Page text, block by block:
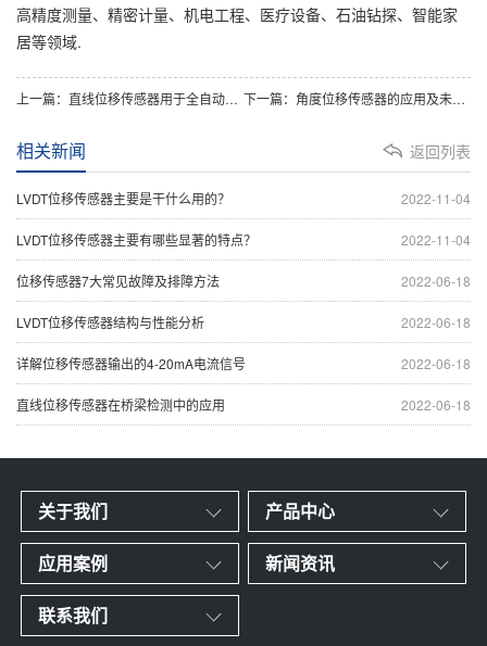
高精度测量、精密计量、机电工程、医疗设备、石油钻探、智能家
居等领域.
上一篇：直线位移传感器用于全自动旋铆机闭环控制 下一篇：角度位移传感器的应用及未来发展方向分析
返回列表
相关新闻
2022-11-04
LVDT位移传感器主要是干什么用的？
2022-11-04
LVDT位移传感器主要有哪些显著的特点？
2022-06-18
位移传感器7大常见故障及排障方法
2022-06-18
LVDT位移传感器结构与性能分析
2022-06-18
详解位移传感器输出的4-20mA电流信号
2022-06-18
直线位移传感器在桥梁检测中的应用
关于我们 产品中心
应用案例 新闻资讯
联系我们